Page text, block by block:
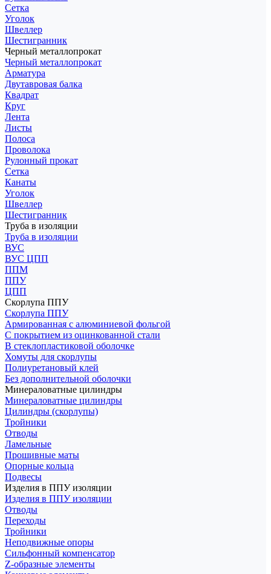
Сетка
Уголок
Швеллер
Шестигранник
Черный металлопрокат
Черный металлопрокат
Арматура
Двутавровая балка
Квадрат
Круг
Лента
Листы
Полоса
Проволока
Рулонный прокат
Сетка
Канаты
Уголок
Швеллер
Шестигранник
Труба в изоляции
Труба в изоляции
ВУС
ВУС ЦПП
ППМ
ППУ
ЦПП
Скорлупа ППУ
Скорлупа ППУ
Армированная с алюминиевой фольгой
С покрытием из оцинкованной стали
В стеклопластиковой оболочке
Хомуты для скорлупы
Полиуретановый клей
Без дополнительной оболочки
Минераловатные цилиндры
Минераловатные цилиндры
Цилиндры (скорлупы)
Тройники
Отводы
Ламельные
Прошивные маты
Опорные кольца
Подвесы
Изделия в ППУ изоляции
Изделия в ППУ изоляции
Отводы
Переходы
Тройники
Неподвижные опоры
Cильфонный компенсатор
Z-образные элементы